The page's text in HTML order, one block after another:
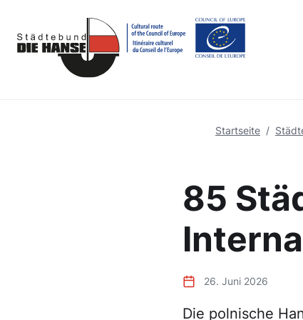
Startseite
85
26. Juni 2026
Die polnische